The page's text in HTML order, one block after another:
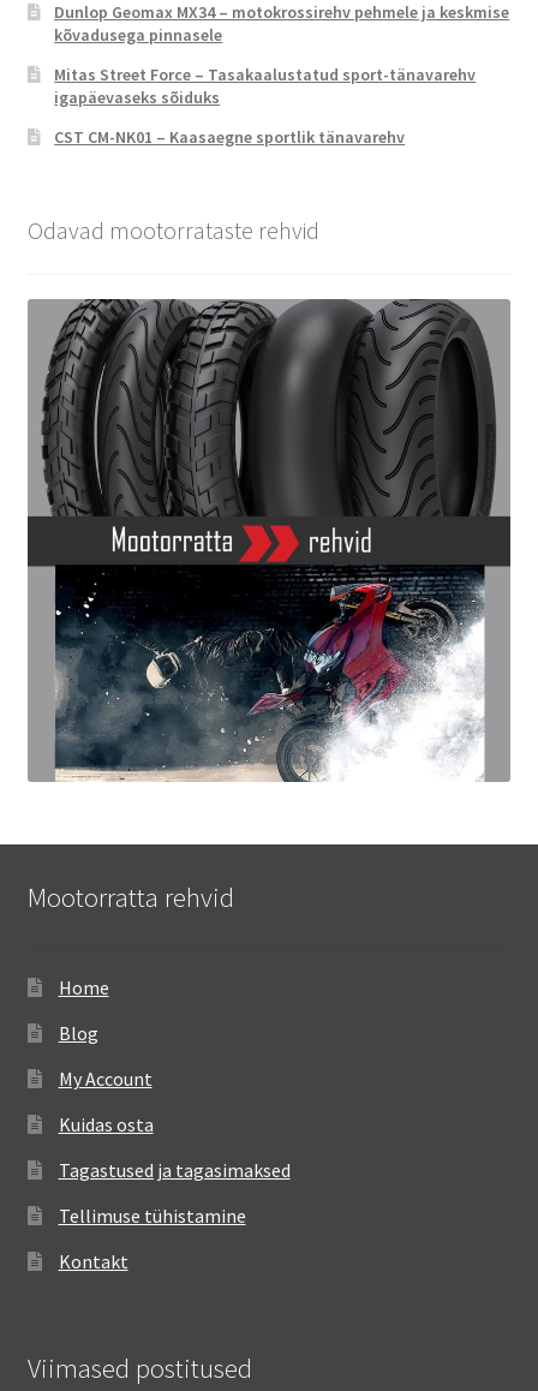
Dunlop Geomax MX34 – motokrossirehv pehmele ja keskmise
kõvadusega pinnasele
Mitas Street Force – Tasakaalustatud sport-tänavarehv
igapäevaseks sõiduks
CST CM-NK01 – Kaasaegne sportlik tänavarehv
Odavad mootorrataste rehvid
Mootorratta rehvid
Home
Blog
My Account
Kuidas osta
Tagastused ja tagasimaksed
Tellimuse tühistamine
Kontakt
Viimased postitused